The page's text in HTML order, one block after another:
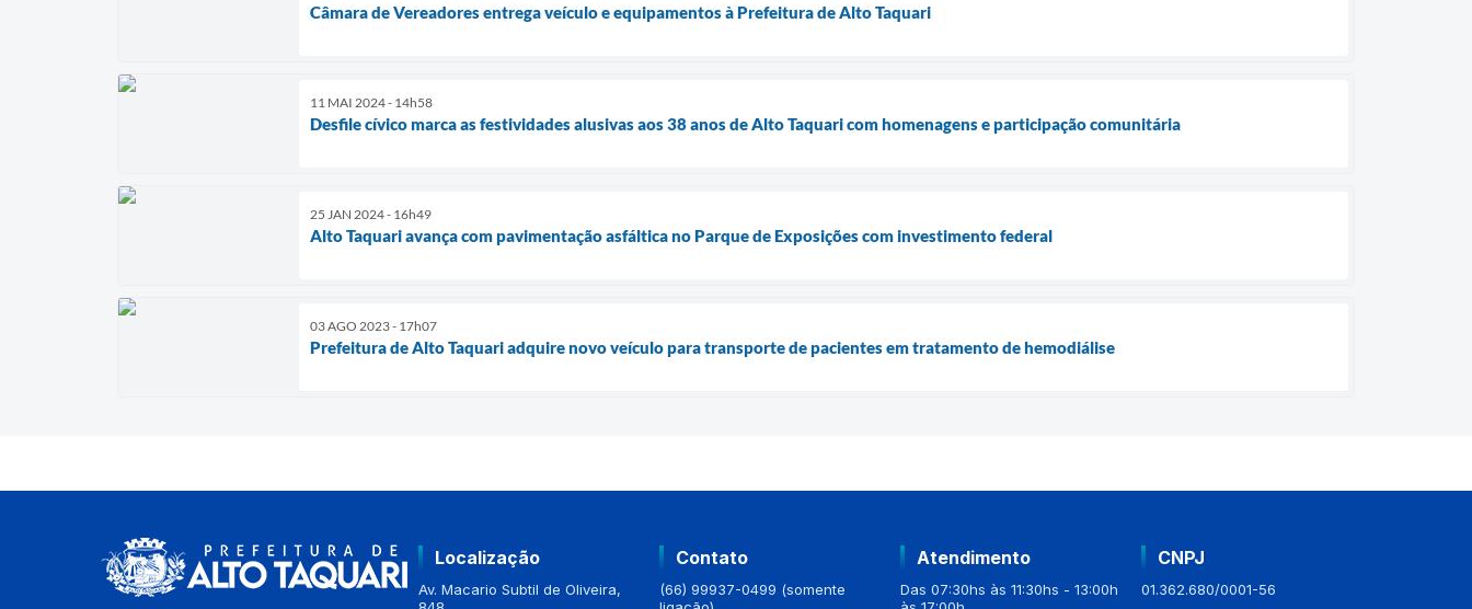
Câmara de Vereadores entrega veículo e equipamentos à Prefeitura de Alto Taquari
11 MAI 2024 - 14h58
Desfile cívico marca as festividades alusivas aos 38 anos de Alto Taquari com homenagens e participação comunitária
25 JAN 2024 - 16h49
Alto Taquari avança com pavimentação asfáltica no Parque de Exposições com investimento federal
03 AGO 2023 - 17h07
Prefeitura de Alto Taquari adquire novo veículo para transporte de pacientes em tratamento de hemodiálise
Localização
Av. Macario Subtil de Oliveira,
Contato
(66) 99937-0499 (somente
Atendimento
Das 07:30hs às 11:30hs - 13:00h
CNPJ
01.362.680/0001-56